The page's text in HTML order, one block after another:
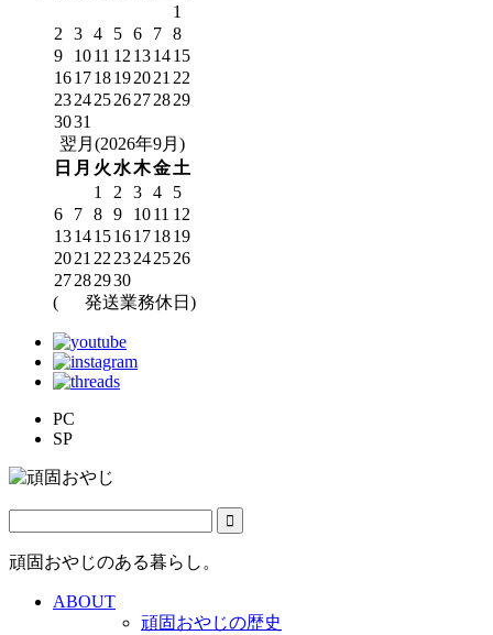
1
2
3 4 5 6 7 8
9
1011 12 131415
161718192021 22
23242526272829
3031
翌月(2026年9月)
日 月 火 水木金土
1
2 3 4
5
6
7 8 9 1011 12
13141516171819
2021 22 23242526
27282930
(
発送業務休日)
PC
SP
頑固おやじのある暮らし。
ABOUT
頑固おやじの歴史